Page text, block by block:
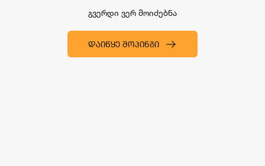
გვერდი ვერ მოიძებნა
ᲓᲐᲘᲬᲧᲔ ᲨᲝᲞᲘᲜᲒᲘ